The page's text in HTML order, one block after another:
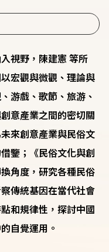
視野，陳建憲 等所
宏觀與微觀、理論與
游戲、歌節、旅游、
意產業之間的密切關
來創意產業與民俗文
鑒；《民俗文化與創
角度，研究各種民俗
傳統基因在當代社會
和規律性，探討中國
自覺運用。